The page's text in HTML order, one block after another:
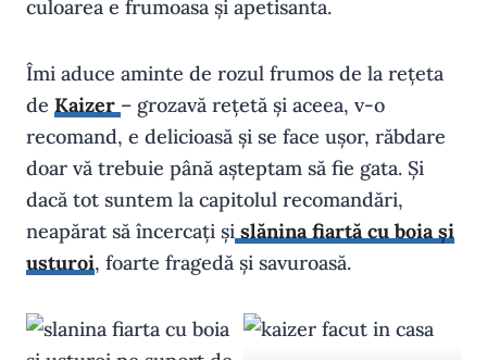
culoarea e frumoasa și apetisanta.
Îmi aduce aminte de rozul frumos de la rețeta
de Kaizer – grozavă rețetă și aceea, v-o
recomand, e delicioasă și se face ușor, răbdare
doar vă trebuie până așteptam să fie gata. Și
dacă tot suntem la capitolul recomandări,
neapărat să încercați și slănina fiartă cu boia și
usturoi, foarte fragedă și savuroasă.